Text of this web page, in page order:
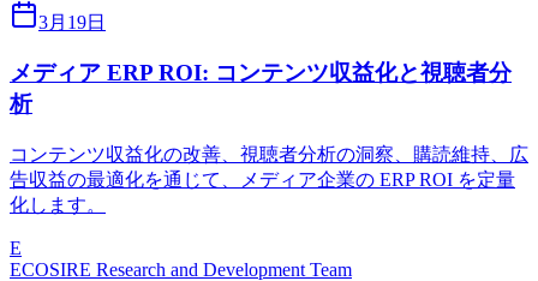
3月19日
メディア ERP ROI: コンテンツ収益化と視聴者分
析
コンテンツ収益化の改善、視聴者分析の洞察、購読維持、広
告収益の最適化を通じて、メディア企業の ERP ROI を定量
化します。
E
ECOSIRE Research and Development Team